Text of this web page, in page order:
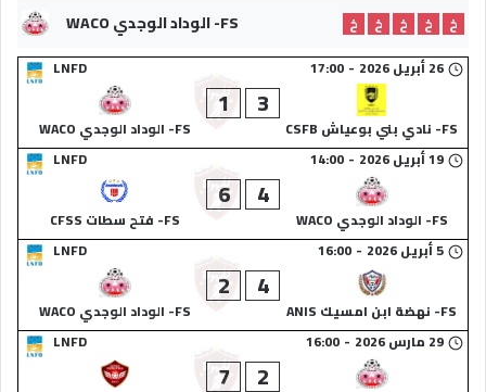
FS- الوداد الوجدي WACO خ خ خ خ
خ
LNFD
26 أبريل 2026 -
17:00
FS- نادي بني بوعياش CSFB
3
1
FS- الوداد الوجدي WACO
LNFD
19 أبريل 2026 -
14:00
FS- الوداد الوجدي WACO
4
6
FS- فتح سطات CFSS
LNFD
5 أبريل 2026 -
16:00
FS- نهضة ابن امسيك ANIS
4
2
FS- الوداد الوجدي WACO
LNFD
29 مارس 2026 -
16:00
2
7